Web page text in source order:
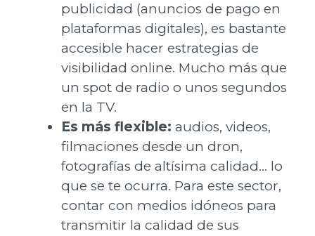
publicidad (anuncios de pago en
plataformas digitales), es bastante
accesible hacer estrategias de
visibilidad online. Mucho más que
un spot de radio o unos segundos
en la TV.
Es más flexible: audios, videos,
filmaciones desde un dron,
fotografías de altísima calidad… lo
que se te ocurra. Para este sector,
contar con medios idóneos para
transmitir la calidad de sus